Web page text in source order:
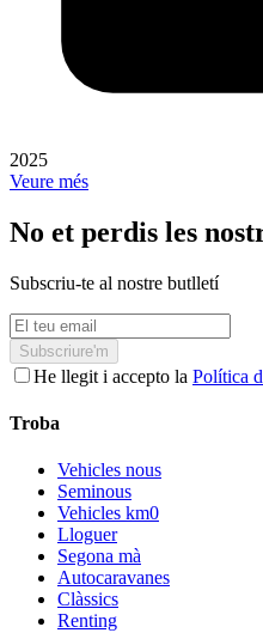
2025
Veure més
No et perdis les
Subscriu-te al nostre butlletí
Subscriure'm
He llegit i accepto la Política
Troba
Vehicles nous
Seminous
Vehicles km0
Lloguer
Segona mà
Autocaravanes
Clàssics
Renting